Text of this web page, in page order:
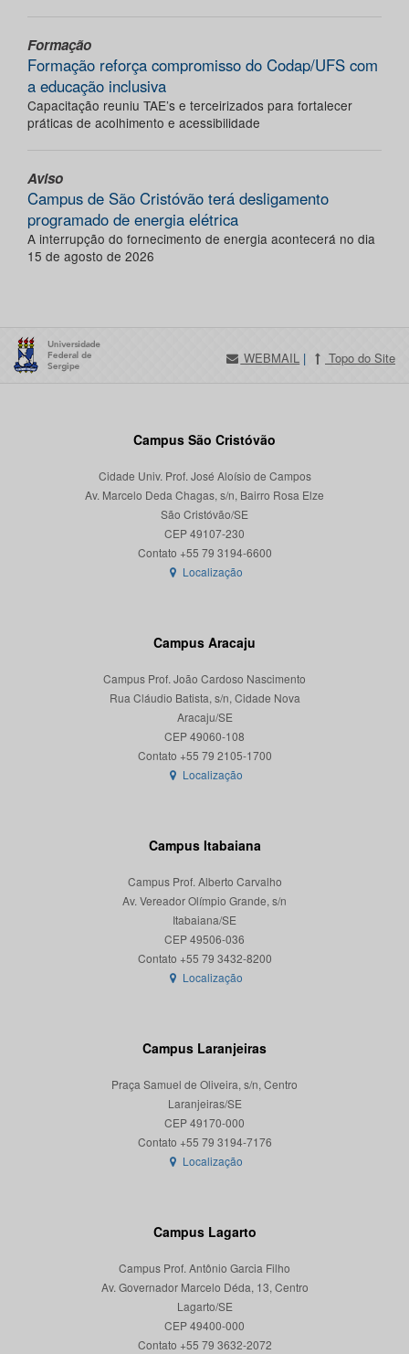
Formação
Formação reforça compromisso do Codap/UFS com
a educação inclusiva
Capacitação reuniu TAE’s e terceirizados para fortalecer
práticas de acolhimento e acessibilidade
Aviso
Campus de São Cristóvão terá desligamento
programado de energia elétrica
A interrupção do fornecimento de energia acontecerá no dia
15 de agosto de 2026
WEBMAIL | Topo do Site
Campus São Cristóvão
Cidade Univ. Prof. José Aloísio de Campos
Av. Marcelo Deda Chagas, s/n, Bairro Rosa Elze
São Cristóvão/SE
CEP 49107-230
Localização
Campus Aracaju
Campus Prof. João Cardoso Nascimento
Rua Cláudio Batista, s/n, Cidade Nova
Aracaju/SE
CEP 49060-108
Localização
Campus Itabaiana
Campus Prof. Alberto Carvalho
Av. Vereador Olímpio Grande, s/n
Itabaiana/SE
CEP 49506-036
Localização
Campus Laranjeiras
Praça Samuel de Oliveira, s/n, Centro
Laranjeiras/SE
CEP 49170-000
Localização
Campus Lagarto
Campus Prof. Antônio Garcia Filho
Av. Governador Marcelo Déda, 13, Centro
Lagarto/SE
CEP 49400-000